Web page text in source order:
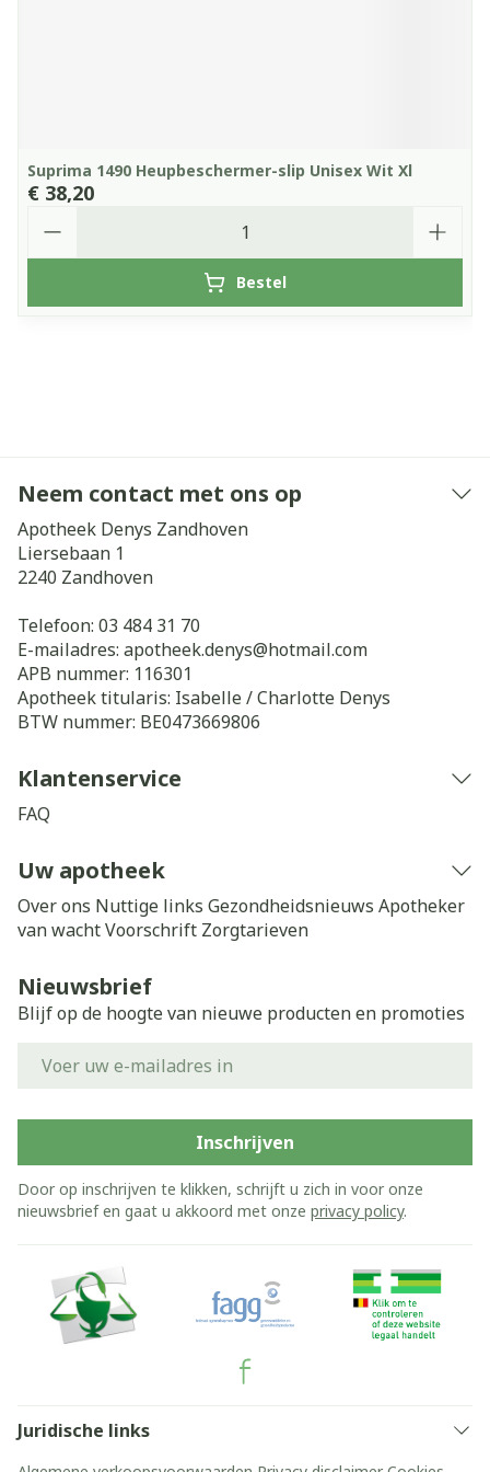
Suprima 1490 Heupbeschermer-slip Unisex Wit Xl
€ 38,20
Bestel
Neem contact met ons op
Apotheek Denys Zandhoven
Liersebaan 1
2240 Zandhoven
Telefoon: 03 484 31 70
E-mailadres: apotheek.denys@hotmail.com
APB nummer: 116301
Apotheek titularis: Isabelle / Charlotte Denys
BTW nummer: BE0473669806
Klantenservice
FAQ
Uw apotheek
Over ons Nuttige links Gezondheidsnieuws Apotheker
van wachtVoorschrift Zorgtarieven
Nieuwsbrief
Blijf op de hoogte van nieuwe producten en promoties
Inschrijven
Door op inschrijven te klikken, schrijft u zich in voor onze
nieuwsbrief en gaat u akkoord met onze privacy policy.
Juridische links